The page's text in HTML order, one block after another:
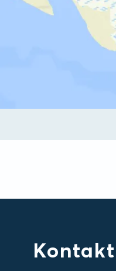
Kontakt